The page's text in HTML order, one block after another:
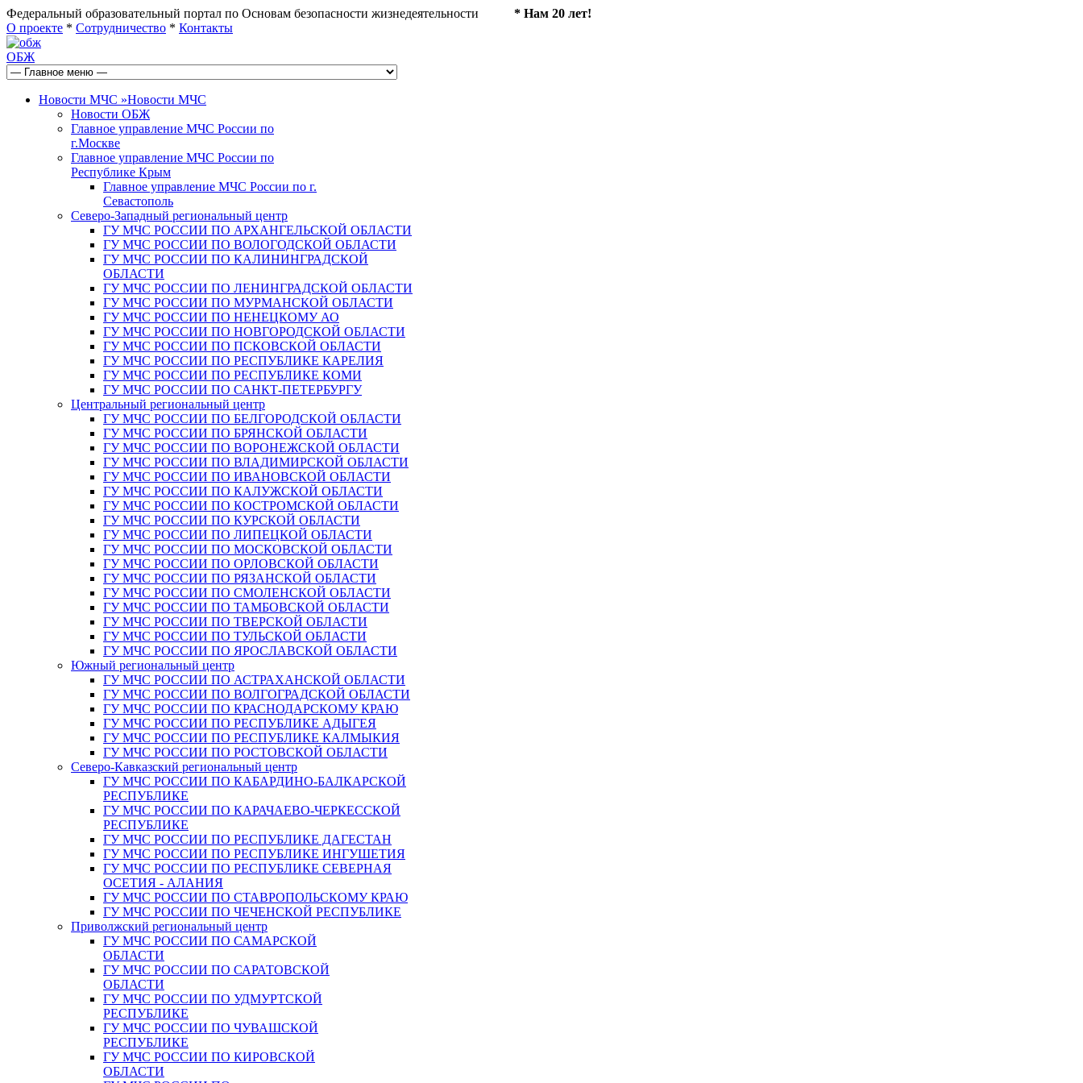
Федеральный образовательный портал по Основам безопасности жизнедеятельности * Нам 20 лет!
О проекте * Сотрудничество * Контакты
ОБЖ
Новости МЧС »Новости МЧС
Новости ОБЖ
Главное управление МЧС России по
г.Москве
Главное управление МЧС России по
Республике Крым
Главное управление МЧС России по г.
Севастополь
Северо-Западный региональный центр
ГУ МЧС РОССИИ ПО АРХАНГЕЛЬСКОЙ ОБЛАСТИ
ГУ МЧС РОССИИ ПО ВОЛОГОДСКОЙ ОБЛАСТИ
ГУ МЧС РОССИИ ПО КАЛИНИНГРАДСКОЙ
ОБЛАСТИ
ГУ МЧС РОССИИ ПО ЛЕНИНГРАДСКОЙ ОБЛАСТИ
ГУ МЧС РОССИИ ПО МУРМАНСКОЙ ОБЛАСТИ
ГУ МЧС РОССИИ ПО НЕНЕЦКОМУ АО
ГУ МЧС РОССИИ ПО НОВГОРОДСКОЙ ОБЛАСТИ
ГУ МЧС РОССИИ ПО ПСКОВСКОЙ ОБЛАСТИ
ГУ МЧС РОССИИ ПО РЕСПУБЛИКЕ КАРЕЛИЯ
ГУ МЧС РОССИИ ПО РЕСПУБЛИКЕ КОМИ
ГУ МЧС РОССИИ ПО САНКТ-ПЕТЕРБУРГУ
Центральный региональный центр
ГУ МЧС РОССИИ ПО БЕЛГОРОДСКОЙ ОБЛАСТИ
ГУ МЧС РОССИИ ПО БРЯНСКОЙ ОБЛАСТИ
ГУ МЧС РОССИИ ПО ВОРОНЕЖСКОЙ ОБЛАСТИ
ГУ МЧС РОССИИ ПО ВЛАДИМИРСКОЙ ОБЛАСТИ
ГУ МЧС РОССИИ ПО ИВАНОВСКОЙ ОБЛАСТИ
ГУ МЧС РОССИИ ПО КАЛУЖСКОЙ ОБЛАСТИ
ГУ МЧС РОССИИ ПО КОСТРОМСКОЙ ОБЛАСТИ
ГУ МЧС РОССИИ ПО КУРСКОЙ ОБЛАСТИ
ГУ МЧС РОССИИ ПО ЛИПЕЦКОЙ ОБЛАСТИ
ГУ МЧС РОССИИ ПО МОСКОВСКОЙ ОБЛАСТИ
ГУ МЧС РОССИИ ПО ОРЛОВСКОЙ ОБЛАСТИ
ГУ МЧС РОССИИ ПО РЯЗАНСКОЙ ОБЛАСТИ
ГУ МЧС РОССИИ ПО СМОЛЕНСКОЙ ОБЛАСТИ
ГУ МЧС РОССИИ ПО ТАМБОВСКОЙ ОБЛАСТИ
ГУ МЧС РОССИИ ПО ТВЕРСКОЙ ОБЛАСТИ
ГУ МЧС РОССИИ ПО ТУЛЬСКОЙ ОБЛАСТИ
ГУ МЧС РОССИИ ПО ЯРОСЛАВСКОЙ ОБЛАСТИ
Южный региональный центр
ГУ МЧС РОССИИ ПО АСТРАХАНСКОЙ ОБЛАСТИ
ГУ МЧС РОССИИ ПО ВОЛГОГРАДСКОЙ ОБЛАСТИ
ГУ МЧС РОССИИ ПО КРАСНОДАРСКОМУ КРАЮ
ГУ МЧС РОССИИ ПО РЕСПУБЛИКЕ АДЫГЕЯ
ГУ МЧС РОССИИ ПО РЕСПУБЛИКЕ КАЛМЫКИЯ
ГУ МЧС РОССИИ ПО РОСТОВСКОЙ ОБЛАСТИ
Северо-Кавказский региональный центр
ГУ МЧС РОССИИ ПО КАБАРДИНО-БАЛКАРСКОЙ
РЕСПУБЛИКЕ
ГУ МЧС РОССИИ ПО КАРАЧАЕВО-ЧЕРКЕССКОЙ
РЕСПУБЛИКЕ
ГУ МЧС РОССИИ ПО РЕСПУБЛИКЕ ДАГЕСТАН
ГУ МЧС РОССИИ ПО РЕСПУБЛИКЕ ИНГУШЕТИЯ
ГУ МЧС РОССИИ ПО РЕСПУБЛИКЕ СЕВЕРНАЯ
ОСЕТИЯ - АЛАНИЯ
ГУ МЧС РОССИИ ПО СТАВРОПОЛЬСКОМУ КРАЮ
ГУ МЧС РОССИИ ПО ЧЕЧЕНСКОЙ РЕСПУБЛИКЕ
Приволжский региональный центр
ГУ МЧС РОССИИ ПО САМАРСКОЙ
ОБЛАСТИ
ГУ МЧС РОССИИ ПО САРАТОВСКОЙ
ОБЛАСТИ
ГУ МЧС РОССИИ ПО УДМУРТСКОЙ
РЕСПУБЛИКЕ
ГУ МЧС РОССИИ ПО ЧУВАШСКОЙ
РЕСПУБЛИКЕ
ГУ МЧС РОССИИ ПО КИРОВСКОЙ
ОБЛАСТИ